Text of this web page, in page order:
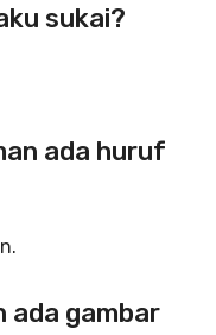
sukai?
ada huruf
ada gambar